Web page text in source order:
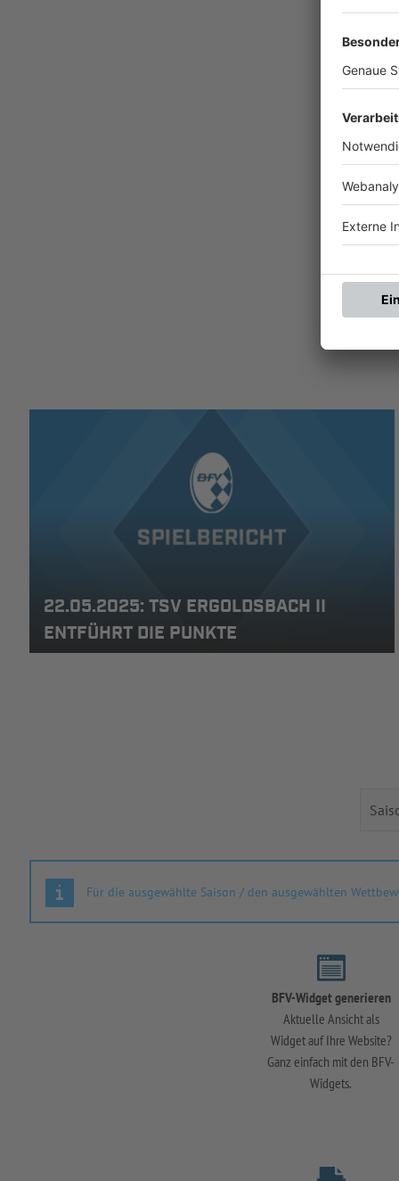
22.05.2025: TSV ERGOLDSBACH II
ENTFÜHRT DIE PUNKTE
Für die ausgewählte Saison / den ausgewählten
BFV-Widget generieren
Aktuelle Ansicht als
Widget auf Ihre Website?
Ganz einfach mit den BFV-
Widgets.